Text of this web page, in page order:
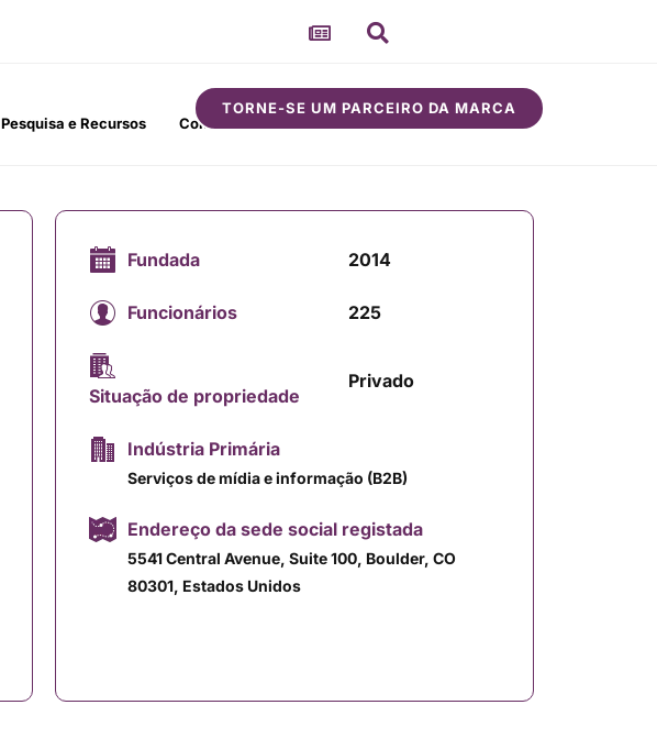
Pesquisa e Recursos Comunidade
TORNE-SE UM PARCEIRO DA MARCA
Fundada 2014
Funcionários 225
Situação de propriedade
Privado
Indústria Primária
Serviços de mídia e informação (B2B)
Endereço da sede social registada
5541 Central Avenue, Suite 100, Boulder, CO
80301, Estados Unidos